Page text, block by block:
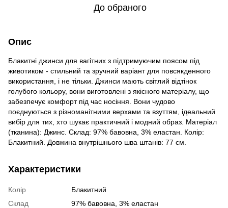
До обраного
Опис
Блакитні джинси для вагітних з підтримуючим поясом під
животиком - стильний та зручний варіант для повсякденного
використання, і не тільки. Джинси мають світлий відтінок
голубого кольору, вони виготовлені з якісного матеріалу, що
забезпечує комфорт під час носіння. Вони чудово
поєднуються з різноманітними верхами та взуттям, ідеальний
вибір для тих, хто шукає практичний і модний образ. Матеріал
(тканина): Джинс. Склад: 97% бавовна, 3% еластан. Колір:
Блакитний. Довжина внутрішнього шва штанів: 77 см.
Характеристики
Колір
Блакитний
Склад
97% бавовна, 3% еластан